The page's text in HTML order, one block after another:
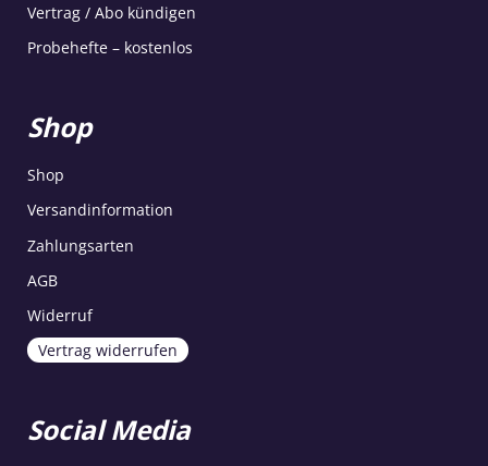
Vertrag / Abo kündigen
Probehefte – kostenlos
Shop
Shop
Versandinformation
Zahlungsarten
AGB
Widerruf
Vertrag widerrufen
Social Media